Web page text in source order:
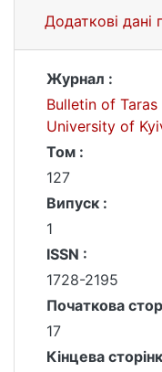
Додаткові дані
Журнал :
Bulletin of
University of
Том :
127
Випуск :
1
ISSN :
1728-2195
Початкова
17
Кінцева